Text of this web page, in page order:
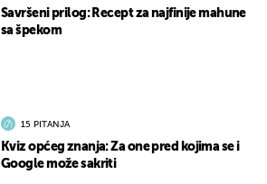
Savršeni prilog: Recept za najfinije mahune
sa špekom
15 PITANJA
Kviz općeg znanja: Za one pred kojima se i
Google može sakriti